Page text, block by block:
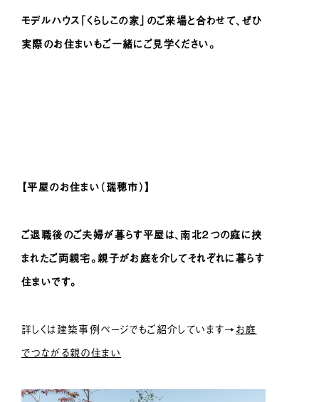
モデルハウス「くらしこの家」のご来場と合わせて、ぜひ
実際のお住まいもご一緒にご見学ください。
【平屋のお住まい（瑞穂市）】
ご退職後のご夫婦が暮らす平屋は、南北２つの庭に挟
まれたご両親宅。親子がお庭を介してそれぞれに暮らす
住まいです。
詳しくは建築事例ページでもご紹介しています→お庭
でつながる親の住まい